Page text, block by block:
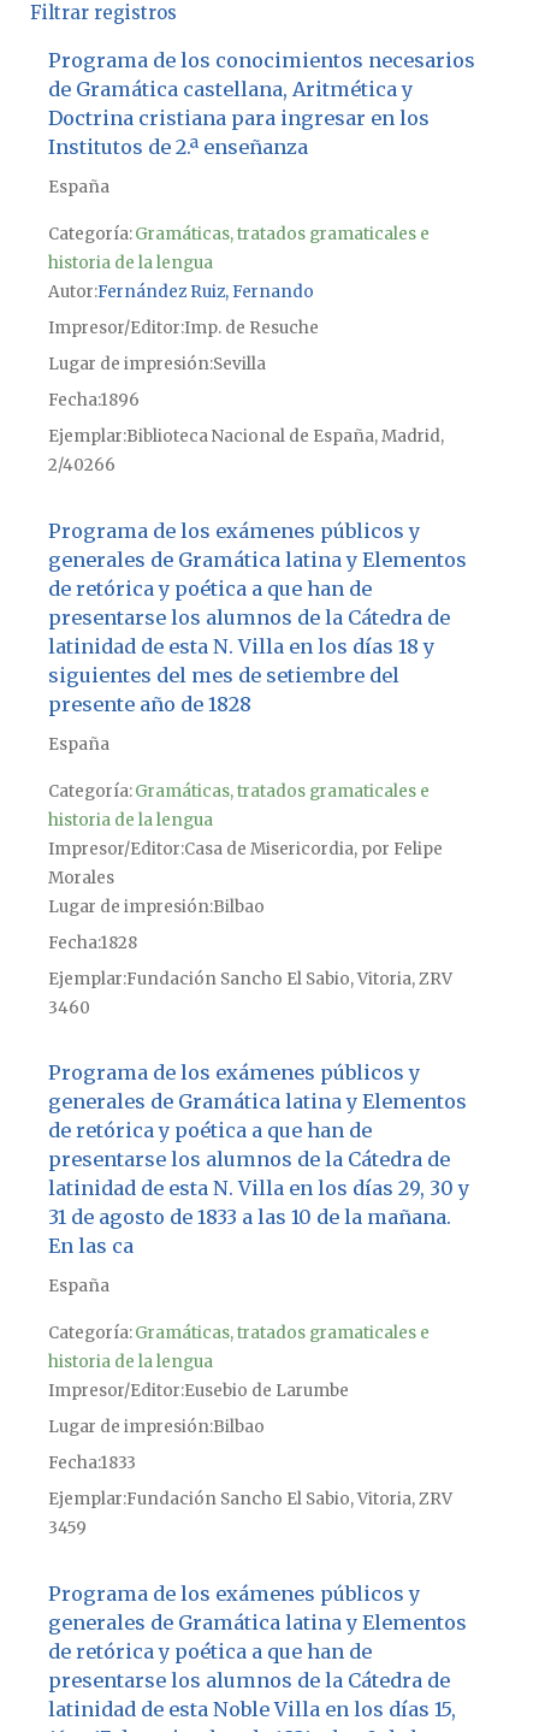
Filtrar registros
Programa de los conocimientos necesarios
de Gramática castellana, Aritmética y
Doctrina cristiana para ingresar en los
Institutos de 2.ª enseñanza
España
Categoría:Gramáticas, tratados gramaticales e
historia de la lengua
Autor Fernández Ruiz, Fernando
Impresor/Editor Imp. de Resuche
Lugar de impresiónSevilla
Fecha1896
Ejemplar Biblioteca Nacional de España, Madrid,
2/40266
Programa de los exámenes públicos y
generales de Gramática latina y Elementos
de retórica y poética a que han de
presentarse los alumnos de la Cátedra de
latinidad de esta N. Villa en los días 18 y
siguientes del mes de setiembre del
presente año de 1828
España
Categoría:Gramáticas, tratados gramaticales e
historia de la lengua
Impresor/Editor Casa de Misericordia, por Felipe
Morales
Lugar de impresiónBilbao
Fecha1828
Ejemplar Fundación Sancho El Sabio, Vitoria, ZRV
3460
Programa de los exámenes públicos y
generales de Gramática latina y Elementos
de retórica y poética a que han de
presentarse los alumnos de la Cátedra de
latinidad de esta N. Villa en los días 29, 30 y
31 de agosto de 1833 a las 10 de la mañana.
En las ca
España
Categoría:Gramáticas, tratados gramaticales e
historia de la lengua
Impresor/Editor Eusebio de Larumbe
Lugar de impresiónBilbao
Fecha1833
Ejemplar Fundación Sancho El Sabio, Vitoria, ZRV
3459
Programa de los exámenes públicos y
generales de Gramática latina y Elementos
de retórica y poética a que han de
presentarse los alumnos de la Cátedra de
latinidad de esta Noble Villa en los días 15,